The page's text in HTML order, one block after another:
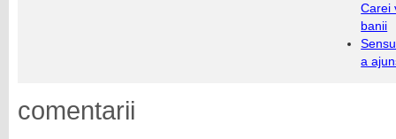
Carei
banii
a
comentarii